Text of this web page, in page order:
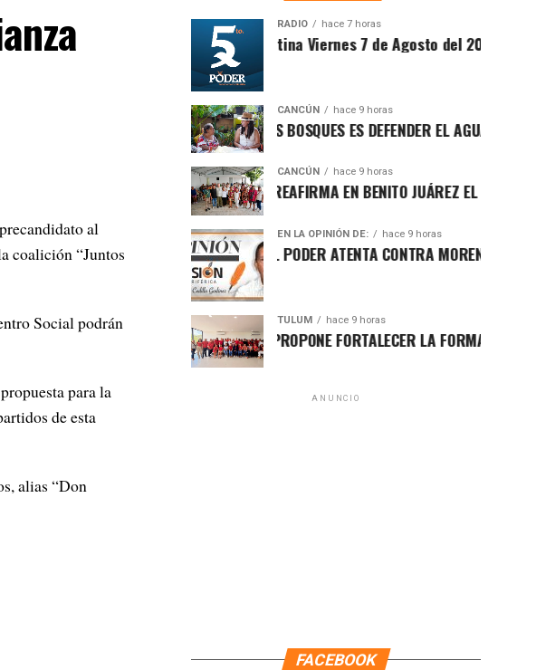
al
coalición “Juntos
Social podrán
para la
de esta
alias “Don
RADIO hace 7 horas
Sintesis Matutina Viernes 7 de Agosto del 2026
CANCÚN hace 9 horas
PROTEGER LOS BOSQUES ES DEFENDER EL AGUA Y EL
CANCÚN hace 9 horas
RAFA MARÍN REAFIRMA EN BENITO JUÁREZ EL LLAMADO A
EN LA OPINIÓN DE: hace 9 horas
LUCHA POR EL PODER ATENTA CONTRA MORENA EN Q.ROO
TULUM hace 9 horas
HUGO ALDAY PROPONE FORTALECER LA FORMACIÓN
ANUNCIO
FACEBOOK